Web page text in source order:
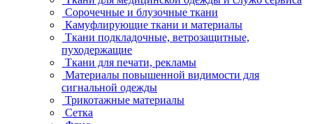
Сорочечные и блузочные ткани
Камуфлирующие ткани и материалы
Ткани подкладочные, ветрозащитные,
пуходержащие
Ткани для печати, рекламы
Материалы повышенной видимости для
сигнальной одежды
Трикотажные материалы
Сетка